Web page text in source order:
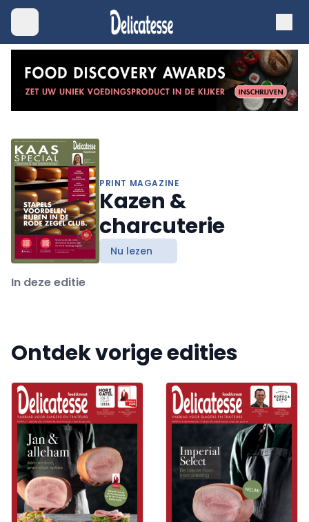
PRINT MAGAZINE
Kazen &
charcuterie
Nu lezen
In deze editie
Ontdek vorige edities